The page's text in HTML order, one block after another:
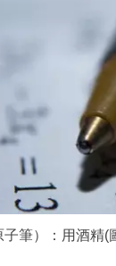
子筆）：用酒精(